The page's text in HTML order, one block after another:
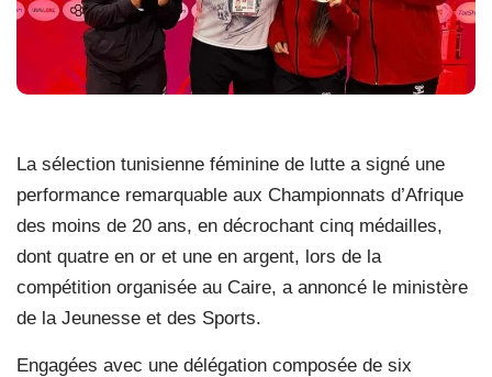
La sélection tunisienne féminine de lutte a signé une
performance remarquable aux Championnats d’Afrique
des moins de 20 ans, en décrochant cinq médailles,
dont quatre en or et une en argent, lors de la
compétition organisée au Caire, a annoncé le ministère
de la Jeunesse et des Sports.
Engagées avec une délégation composée de six